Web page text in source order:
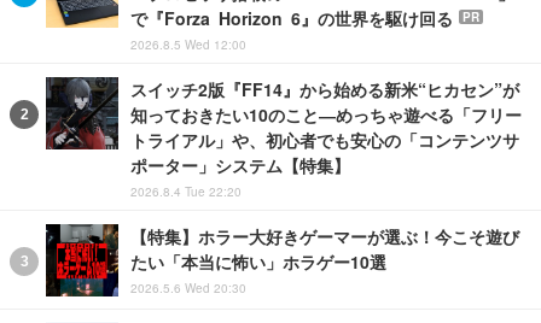
で『Forza Horizon 6』の世界を駆け回る
PR
2026.8.5 Wed 12:00
スイッチ2版『FF14』から始める新米“ヒカセン”が
知っておきたい10のこと―めっちゃ遊べる「フリー
トライアル」や、初心者でも安心の「コンテンツサ
ポーター」システム【特集】
2026.8.4 Tue 22:20
【特集】ホラー大好きゲーマーが選ぶ！今こそ遊び
たい「本当に怖い」ホラゲー10選
2026.5.6 Wed 20:30